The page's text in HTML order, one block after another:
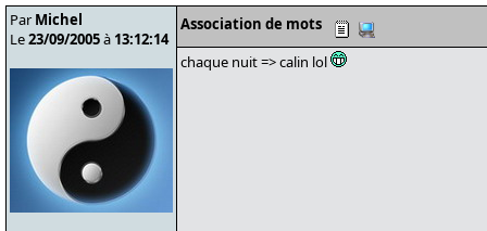
Par Michel
Le23/09/2005à 13:12:14
Association de mots
chaque nuit => calin lol